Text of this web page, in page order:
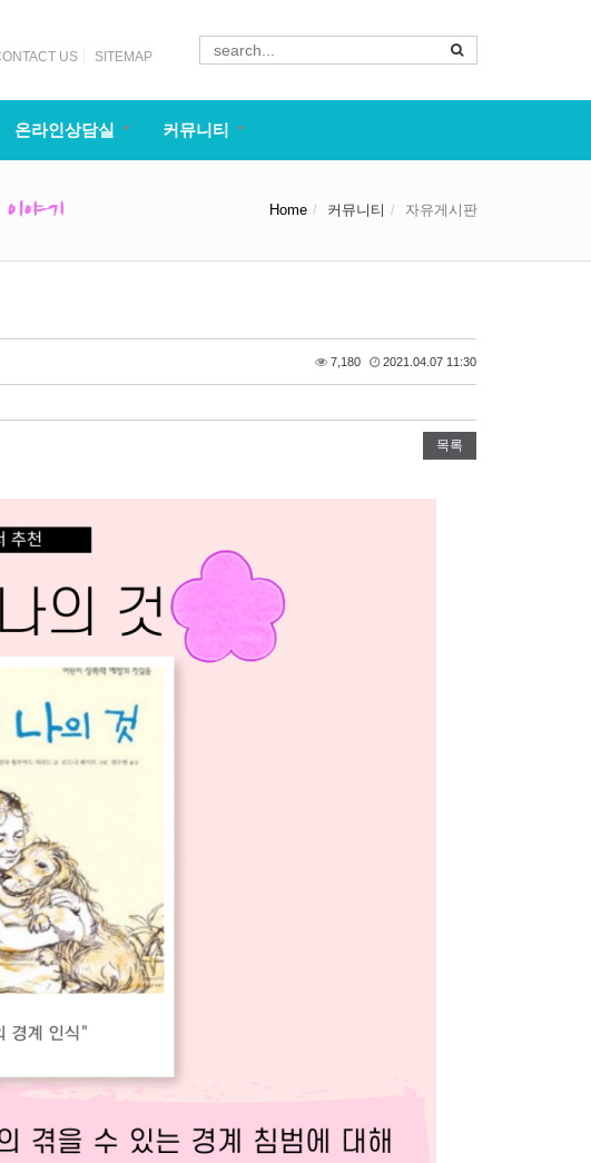
US SITEMAP
온라인상담실 커뮤니티
Home 커뮤니티 자유게시판
7,180 2021.04.07 11:30
목록